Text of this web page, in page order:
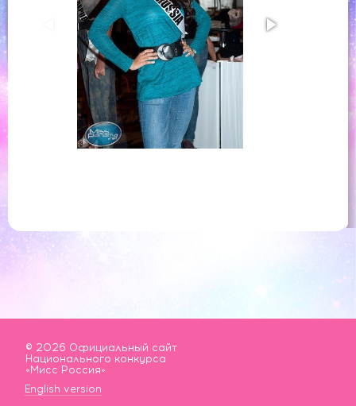
© 2026 Официальный сайт
Национального конкурса
«Мисс Россия»
English version